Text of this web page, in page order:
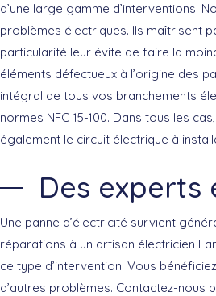
d’une large gamme d’interventions.
problèmes électriques. Ils maîtrisent
particularité leur évite de faire la
éléments défectueux à l’origine des
intégral de tous vos branchements
normes NFC 15-100. Dans tous les
également le circuit électrique à
Des experts
Une panne d’électricité survient
réparations à un artisan électricien
ce type d’intervention. Vous
d’autres problèmes. Contactez-